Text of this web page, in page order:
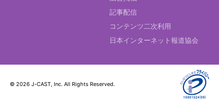
記事配信
コンテンツ二次利用
日本インターネット報道協会
© 2026 J-CAST, Inc. All Rights Reserved.